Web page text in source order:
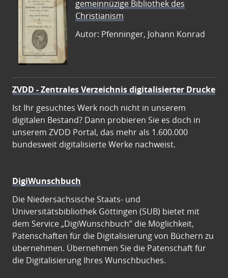
gemeinnüzige Bibliothek des
Christianism
Autor: Pfenninger, Johann Konrad
ZVDD - Zentrales Verzeichnis digitalisierter Drucke
Ist Ihr gesuchtes Werk noch nicht in unserem
digitalen Bestand? Dann probieren Sie es doch in
unserem ZVDD Portal, das mehr als 1.600.000
bundesweit digitalisierte Werke nachweist.
DigiWunschbuch
Die Niedersächsische Staats- und
Universitätsbibliothek Göttingen (SUB) bietet mit
dem Service „DigiWunschbuch” die Möglichkeit,
Patenschaften für die Digitalisierung von Büchern zu
übernehmen. Übernehmen Sie die Patenschaft für
die Digitalisierung Ihres Wunschbuches.